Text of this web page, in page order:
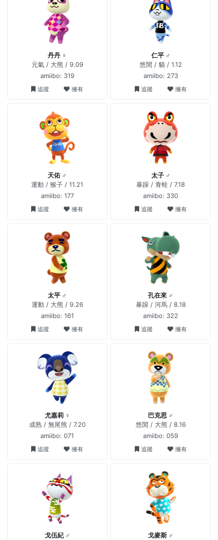
丹丹 ♀
元氣 / 大熊 / 9.09
amiibo: 319
追蹤 擁有
仁平 ♂
悠閒 / 貓 / 1.12
amiibo: 273
追蹤 擁有
天佑 ♂
運動 / 猴子 / 11.21
amiibo: 177
追蹤 擁有
太子 ♂
暴躁 / 青蛙 / 7.18
amiibo: 330
追蹤 擁有
太平 ♂
運動 / 大熊 / 9.26
amiibo: 161
追蹤 擁有
孔在來 ♂
暴躁 / 河馬 / 8.18
amiibo: 322
追蹤 擁有
尤嘉莉 ♀
成熟 / 無尾熊 / 7.20
amiibo: 071
追蹤 擁有
巴克思 ♂
悠閒 / 大熊 / 8.16
amiibo: 059
追蹤 擁有
戈伍紀 ♂ 戈麥斯 ♂